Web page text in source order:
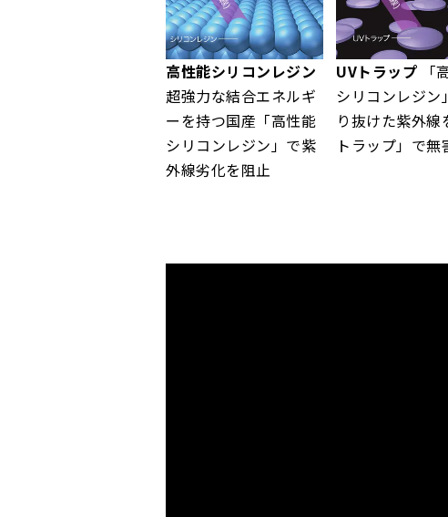
高性能シリコンレジン
超強力な結合エネルギ
ーを持つ国産「高性能
シリコンレジン」で紫
外線劣化を阻止
UVトラップ 「
シリコンレジン
り抜けた紫外線
トラップ」で無